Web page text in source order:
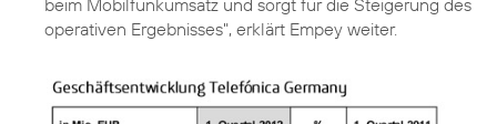
beim Mobilfunkumsatz und sorgt für die Steigerung des
operativen Ergebnisses", erklärt Empey weiter.